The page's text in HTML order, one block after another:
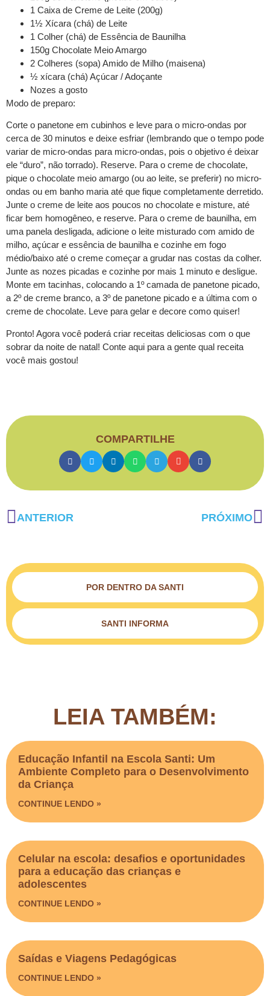
POR DENTRO DA SANTI
SANTI INFORMA
1 Caixa de Creme de Leite (200g)
1½ Xícara (chá) de Leite
1 Colher (chá) de Essência de Baunilha
150g Chocolate Meio Amargo
2 Colheres (sopa) Amido de Milho (maisena)
½ xícara (chá) Açúcar / Adoçante
Nozes a gosto
Modo de preparo:
Corte o panetone em cubinhos e leve para o micro-ondas por
cerca de 30 minutos e deixe esfriar (lembrando que o tempo pode
variar de micro-ondas para micro-ondas, pois o objetivo é deixar
ele “duro”, não torrado). Reserve. Para o creme de chocolate,
pique o chocolate meio amargo (ou ao leite, se preferir) no micro-
ondas ou em banho maria até que fique completamente derretido.
Junte o creme de leite aos poucos no chocolate e misture, até
ficar bem homogêneo, e reserve. Para o creme de baunilha, em
uma panela desligada, adicione o leite misturado com amido de
milho, açúcar e essência de baunilha e cozinhe em fogo
médio/baixo até o creme começar a grudar nas costas da colher.
Junte as nozes picadas e cozinhe por mais 1 minuto e desligue.
Monte em tacinhas, colocando a 1º camada de panetone picado,
a 2º de creme branco, a 3º de panetone picado e a última com o
creme de chocolate. Leve para gelar e decore como quiser!
Pronto! Agora você poderá criar receitas deliciosas com o que
sobrar da noite de natal! Conte aqui para a gente qual receita
você mais gostou!
COMPARTILHE
ANTERIOR PRÓXIMO
LEIA TAMBÉM:
Educação Infantil na Escola Santi: Um
Ambiente Completo para o Desenvolvimento
da Criança
CONTINUE LENDO »
Celular na escola: desafios e oportunidades
para a educação das crianças e
adolescentes
CONTINUE LENDO »
Saídas e Viagens Pedagógicas​
CONTINUE LENDO »